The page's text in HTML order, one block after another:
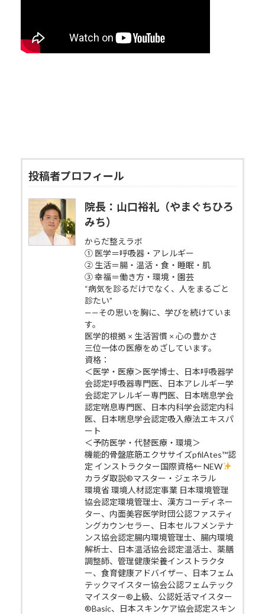
投稿者プロフィール
院長：山口裕礼（やまぐちひろ
みち）
からだ整えラボ
① 医学＝呼吸器・アレルギー
② 生活＝腸・温活・食・睡眠・肌
③ 幸福＝働き方・環境・園芸
“病気を診るだけでなく、人をまるごと
診たい”
——その思いを胸に、学びを続けていま
す。
医学的根拠 × 生活習慣 × 心の豊かさ
三位一体の医療をめざしています。
資格：
＜医学・医療＞医学博士、日本呼吸器学
会認定呼吸器専門医、日本アレルギー学
会認定アレルギー専門医、日本喘息学会
認定喘息専門医、日本内科学会認定内科
医、日本喘息学会認定吸入療法エキスパ
ート
＜予防医学・代替医療・環境＞
機能的骨盤底筋エクササイズpfilAtes™認
定 インストラクター国際資格← NEW
カラダ取説®マスター・ジェネラル
環境省 環境人材認定事業 日本環境管理
協会認定環境管理士、漢方コーディネー
ター、内面美容医学財団公認ファスティ
ングカウンセラー、日本セルフメンテナ
ンス協会認定腸内環境管理士、腸内環境
解析士、日本温活協会認定温活士、薬膳
調整師、管理健康栄養インストラクタ
ー、食育健康アドバイザー、日本フェム
テックマイスター協会公認フェムテック
マイスター®上級、公認妊活マイスター
®Basic、日本スキンケア協会認定スキン